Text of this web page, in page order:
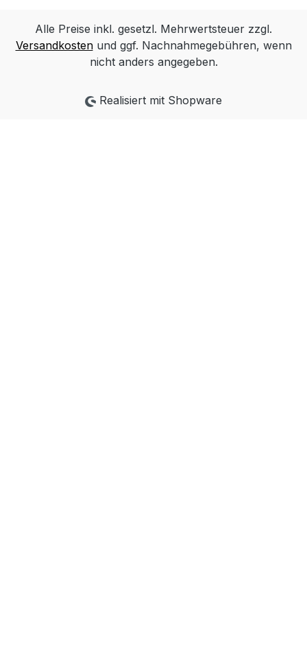
Alle Preise inkl. gesetzl. Mehrwertsteuer zzgl.
Versandkostenund ggf. Nachnahmegebühren, wenn
nicht anders angegeben.
Realisiert mit Shopware